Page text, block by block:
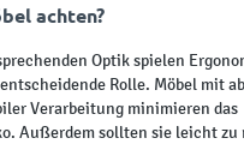
achten?
Optik spielen
Rolle. Möbel mit
Verarbeitung minimieren das
Außerdem sollten sie leicht zu